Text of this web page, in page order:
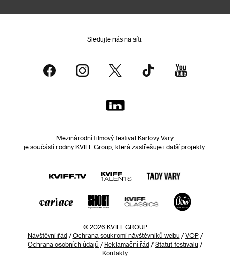
Sledujte nás na síti:
Mezinárodní filmový festival Karlovy Vary
je součástí rodiny KVIFF Group, která zastřešuje i další projekty:
© 2026 KVIFF GROUP
Návštěvní řád/ Ochrana soukromí návštěvníků webu / VOP/
Ochrana osobních údajů / Reklamační řád / Statut festivalu /
Kontakty